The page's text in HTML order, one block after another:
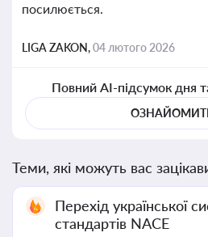
посилюється.
LIGA ZAKON,04 лютого 2026
Повний AI-підсумок дня
Теми, які можуть вас
Перехід української
стандартів NACE